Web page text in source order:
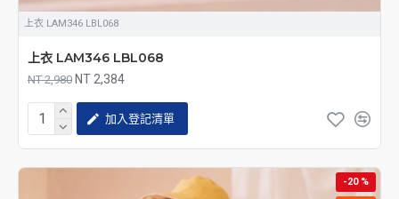
上衣 LAM346 LBL068
上衣 LAM346 LBL068
NT 2,980 NT 2,384
加入登記清單
-20 %